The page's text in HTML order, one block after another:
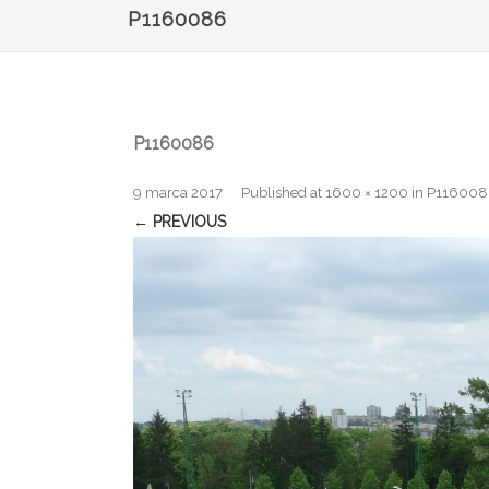
P1160086
P1160086
Published
9 marca 2017 at 1600 × 1200 in
← PREVIOUS